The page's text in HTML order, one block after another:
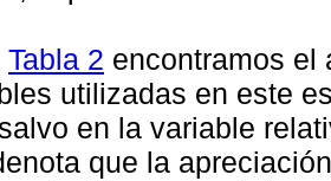
Tabla 2 encontramos el
utilizadas en este
en la variable
que la